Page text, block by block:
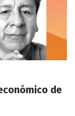
de